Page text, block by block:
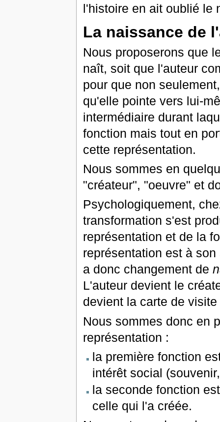
l'histoire en ait oublié le
La naissance de
Nous proposerons que
naît, soit que l'auteur
pour que non
qu'elle pointe vers lui-
intermédiaire durant
fonction mais tout en
cette représentation.
Nous sommes en
"créateur", "oeuvre" et
Psychologiquement,
transformation s'est
représentation et de la
représentation est à
a donc changement de
L'auteur devient le
devient la carte de
Nous sommes donc en
représentation :
la première fonction
intérêt social
la seconde fonction
celle qui l'a créée.